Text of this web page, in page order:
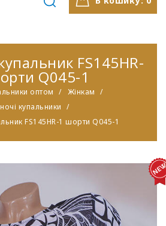
FS145HR-
Q045-1
оптом
Жінкам
купальники
FS145HR-1 шорти Q045-1